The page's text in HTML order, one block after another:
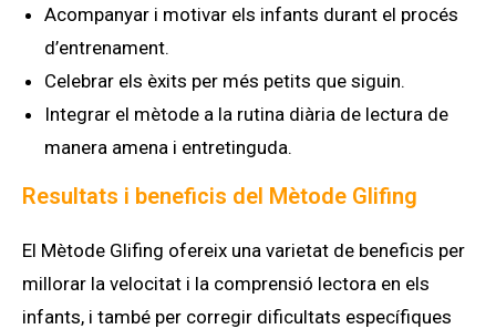
Acompanyar i motivar els infants durant el procés
d’entrenament.
Celebrar els èxits per més petits que siguin.
Integrar el mètode a la rutina diària de lectura de
manera amena i entretinguda.
Resultats i beneficis del Mètode Glifing
El Mètode Glifing ofereix una varietat de beneficis per
millorar la velocitat i la comprensió lectora en els
infants, i també per corregir dificultats específiques